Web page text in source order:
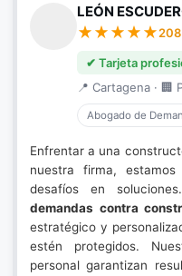
LEÓN
✔ Tarjeta
📍 Cartagena · 🏢
Abogado de
Enfrentar a una
nuestra firma,
desafíos en
demandas contra
estratégico y
estén protegidos.
personal garantizan